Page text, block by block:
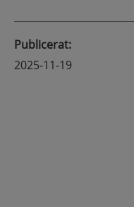
Publicerat:
2025-11-19